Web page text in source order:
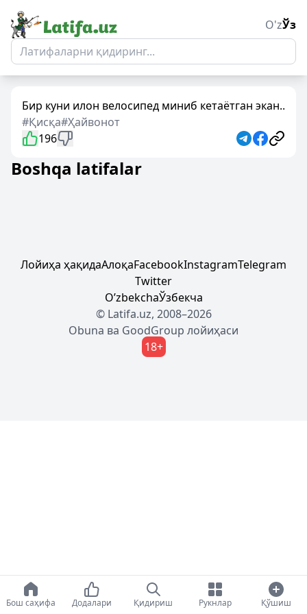
O'zЎз
Бир куни илон велоcипед миниб кетаётган экан..
#Қисқа#Ҳайвонот
196
Boshqa latifalar
Лойиҳа ҳақидаАлоқаFacebookInstagramTelegram
Twitter
OʼzbekchaЎзбекча
© Latifa.uz, 2008–2026
Obuna ва GoodGroup лойиҳаси
18+
Бош саҳифа Додалари Қидириш Рукнлар Қўшиш